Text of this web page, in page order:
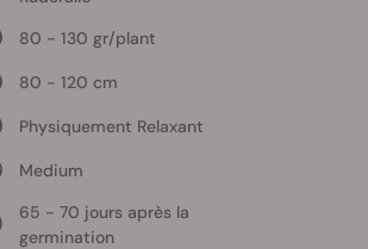
80 - 130 gr/plant
80 - 120 cm
Physiquement Relaxant
Medium
65 - 70 jours après la
germination